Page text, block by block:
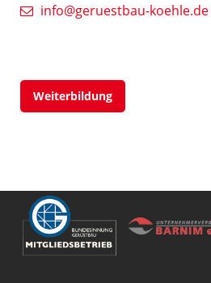
info@geruestbau-koehle.de
Weiterbildung